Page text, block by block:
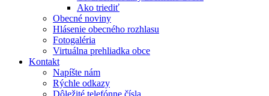
Ako triediť
Obecné noviny
Hlásenie obecného rozhlasu
Fotogaléria
Virtuálna prehliadka obce
Kontakt
Napíšte nám
Rýchle odkazy
Dôležité telefónne čísla